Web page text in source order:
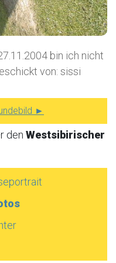
bin ich nicht
von: sissi
►
den Westsibirischer